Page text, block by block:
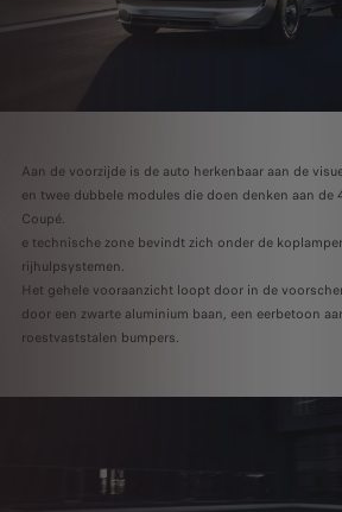
Aan de voorzijde is de auto herkenbaar aan de
en twee dubbele modules die doen denken aan de
Coupé.
e technische zone bevindt zich onder de
rijhulpsystemen.
Het gehele vooraanzicht loopt door in de
door een zwarte aluminium baan, een eerbetoon
roestvaststalen bumpers.